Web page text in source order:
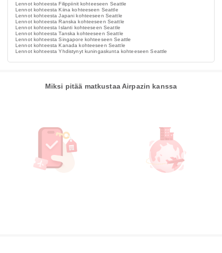
Lennot kohteesta Filippiinit kohteeseen Seattle
Lennot kohteesta Kiina kohteeseen Seattle
Lennot kohteesta Japani kohteeseen Seattle
Lennot kohteesta Ranska kohteeseen Seattle
Lennot kohteesta Islanti kohteeseen Seattle
Lennot kohteesta Tanska kohteeseen Seattle
Lennot kohteesta Singapore kohteeseen Seattle
Lennot kohteesta Kanada kohteeseen Seattle
Lennot kohteesta Yhdistynyt kuningaskunta kohteeseen Seattle
Miksi pitää matkustaa Airpazin kanssa